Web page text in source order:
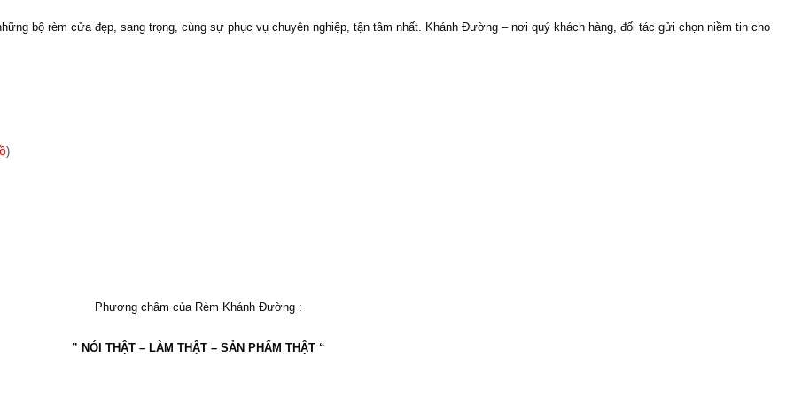
bộ rèm cửa đẹp, sang trọng, cùng sự phục vụ chuyên nghiệp, tận tâm nhất. Khánh Đường – nơi quý khách hàng, đối tác gửi chọn niềm tin cho
)
Phương châm của Rèm Khánh Đường :
” NÓI THẬT – LÀM THẬT – SẢN PHẨM THẬT “